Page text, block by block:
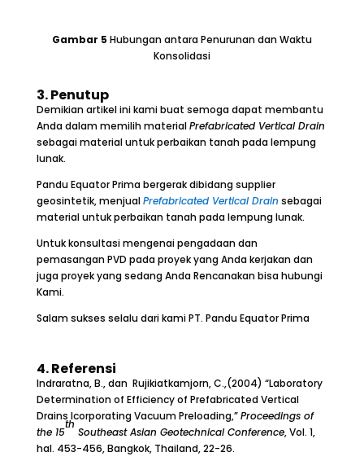
Gambar 5 Hubungan antara Penurunan dan Waktu
Konsolidasi
3.Penutup
Demikian artikel ini kami buat semoga dapat membantu
Anda dalam memilih materialPrefabricated Vertical Drain
sebagai material untuk perbaikan tanah pada lempung
lunak.
Pandu Equator Prima bergerak dibidang supplier
geosintetik, menjualPrefabricated Vertical Drain sebagai
material untuk perbaikan tanah pada lempung lunak.
Untuk konsultasi mengenai pengadaan dan
pemasangan PVD pada proyek yang Anda kerjakan dan
juga proyek yang sedang Anda Rencanakan bisa hubungi
Kami.
Salam sukses selalu dari kami PT. Pandu Equator Prima
4.Referensi
Indraratna, B., dan Rujikiatkamjorn, C.,(2004) “Laboratory
Determination of Efficiency of Prefabricated Vertical
Drains Icorporating Vacuum Preloading,”Proceedings of
the 15
th
Southeast Asian Geotechnical Conference, Vol. 1,
hal. 453-456, Bangkok, Thailand, 22-26.